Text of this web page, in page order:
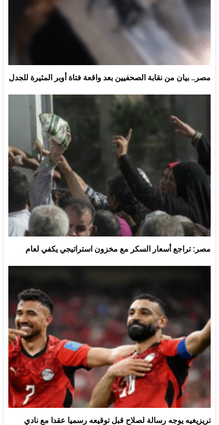
مصر.. بيان من نقابة الصحفيين بعد واقعة فتاة أوبر المثيرة للجدل
مصر: تراجع أسعار السكر مع مخزون استراتيجي يكفي لعام
تريزيغيه يوجه رسالة لصلاح قبل توقيعه رسميا عقدا مع نادي